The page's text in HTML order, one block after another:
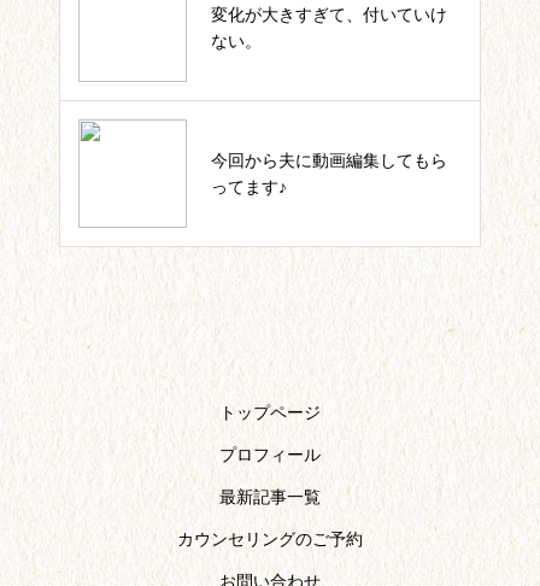
変化が大きすぎて、付いていけ
ない。
今回から夫に動画編集してもら
ってます♪
私のカウンセラー起業。これまで
の軌跡一覧
いっしょにIKUJI★セルフコーチ
ング記事一覧
トップページ
プロフィール
最新記事一覧
カウンセリングのご予約
お問い合わせ